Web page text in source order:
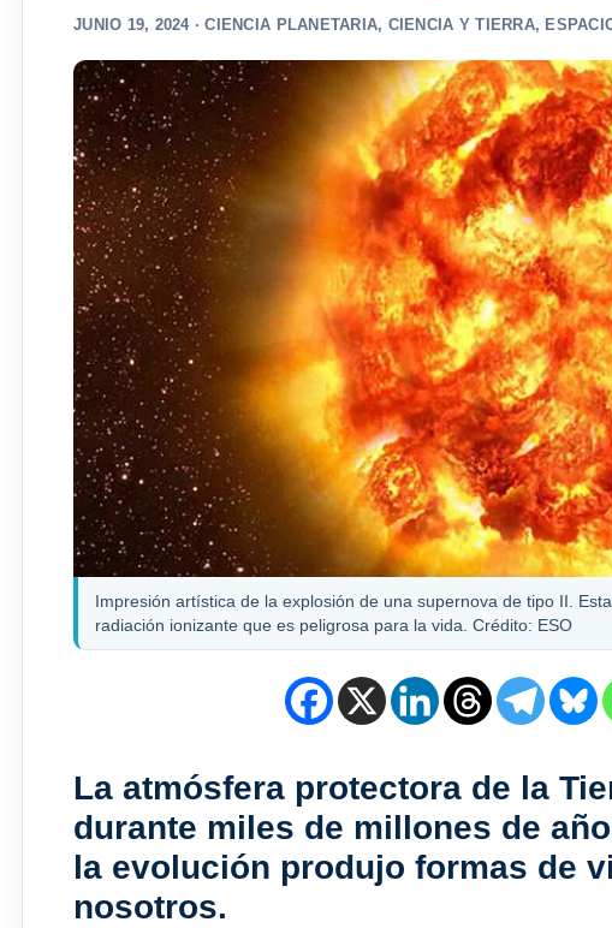
JUNIO 19, 2024 ·CIENCIA PLANETARIA, CIENCIA Y TIERRA,
Impresión artística de la explosión de una supernova de tipo II.
radiación ionizante que es peligrosa para la vida. Crédito: ESO
La atmósfera protectora de la
durante miles de millones de
la evolución produjo formas de
nosotros.